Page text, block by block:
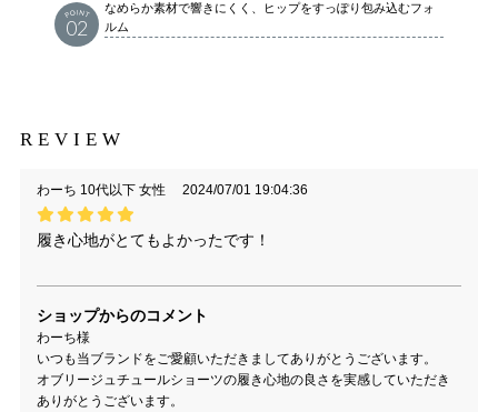
02
なめらか素材で響きにくく、ヒップをすっぽり包み込むフォ
ルム
REVIEW
わーち 10代以下 女性 2024/07/01 19:04:36
履き心地がとてもよかったです！
ショップからのコメント
わーち様
いつも当ブランドをご愛顧いただきましてありがとうございます。
オブリージュチュールショーツの履き心地の良さを実感していただき
ありがとうございます。